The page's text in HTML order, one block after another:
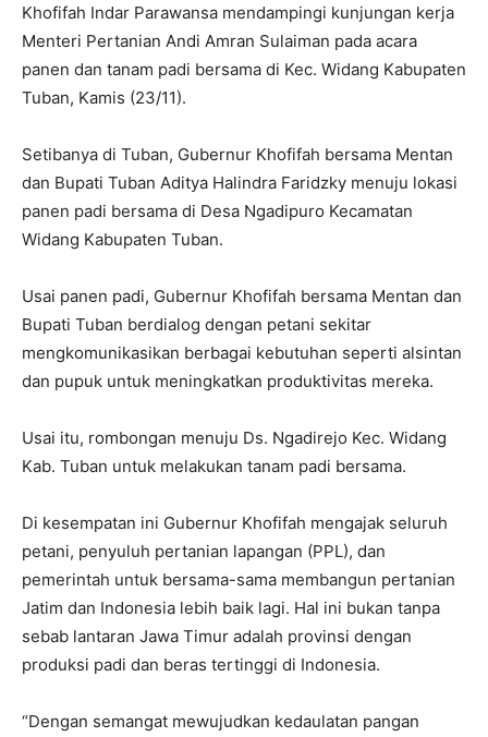
Khofifah Indar Parawansa mendampingi kunjungan kerja
Menteri Pertanian Andi Amran Sulaiman pada acara
panen dan tanam padi bersama di Kec. Widang Kabupaten
Tuban, Kamis (23/11).
Setibanya di Tuban, Gubernur Khofifah bersama Mentan
dan Bupati Tuban Aditya Halindra Faridzky menuju lokasi
panen padi bersama di Desa Ngadipuro Kecamatan
Widang Kabupaten Tuban.
Usai panen padi, Gubernur Khofifah bersama Mentan dan
Bupati Tuban berdialog dengan petani sekitar
mengkomunikasikan berbagai kebutuhan seperti alsintan
dan pupuk untuk meningkatkan produktivitas mereka.
Usai itu, rombongan menuju Ds. Ngadirejo Kec. Widang
Kab. Tuban untuk melakukan tanam padi bersama.
Di kesempatan ini Gubernur Khofifah mengajak seluruh
petani, penyuluh pertanian lapangan (PPL), dan
pemerintah untuk bersama-sama membangun pertanian
Jatim dan Indonesia lebih baik lagi. Hal ini bukan tanpa
sebab lantaran Jawa Timur adalah provinsi dengan
produksi padi dan beras tertinggi di Indonesia.
“Dengan semangat mewujudkan kedaulatan pangan